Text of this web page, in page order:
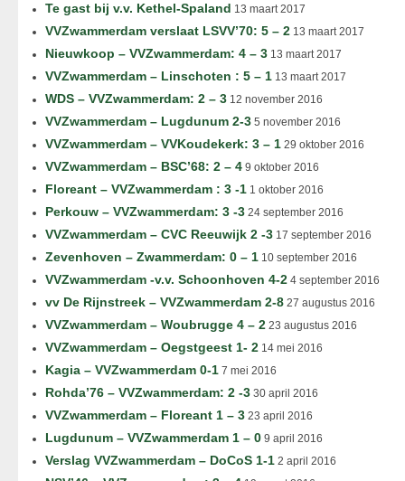
Te gast bij v.v. Kethel-Spaland 13 maart 2017
VVZwammerdam verslaat LSVV’70: 5 – 2 13 maart 2017
Nieuwkoop – VVZwammerdam: 4 – 3 13 maart 2017
VVZwammerdam – Linschoten : 5 – 1 13 maart 2017
WDS – VVZwammerdam: 2 – 3 12 november 2016
VVZwammerdam – Lugdunum 2-3 5 november 2016
VVZwammerdam – VVKoudekerk: 3 – 1 29 oktober 2016
VVZwammerdam – BSC’68: 2 – 4 9 oktober 2016
Floreant – VVZwammerdam : 3 -1 1 oktober 2016
Perkouw – VVZwammerdam: 3 -3 24 september 2016
VVZwammerdam – CVC Reeuwijk 2 -3 17 september 2016
Zevenhoven – Zwammerdam: 0 – 1 10 september 2016
VVZwammerdam -v.v. Schoonhoven 4-2 4 september 2016
vv De Rijnstreek – VVZwammerdam 2-8 27 augustus 2016
VVZwammerdam – Woubrugge 4 – 2 23 augustus 2016
VVZwammerdam – Oegstgeest 1- 2 14 mei 2016
Kagia – VVZwammerdam 0-1 7 mei 2016
Rohda’76 – VVZwammerdam: 2 -3 30 april 2016
VVZwammerdam – Floreant 1 – 3 23 april 2016
Lugdunum – VVZwammerdam 1 – 0 9 april 2016
Verslag VVZwammerdam – DoCoS 1-1 2 april 2016